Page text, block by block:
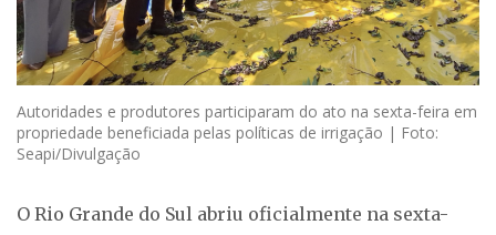
Autoridades e produtores participaram do ato na sexta-feira em
propriedade beneficiada pelas políticas de irrigação | Foto:
Seapi/Divulgação
O Rio Grande do Sul abriu oficialmente na sexta-